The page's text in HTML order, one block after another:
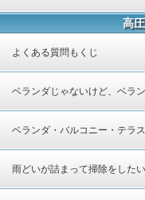
高
よくある質問もくじ
ベランダじゃないけど、ベラ
ベランダ・バルコニー・テラ
雨どいが詰まって掃除をした